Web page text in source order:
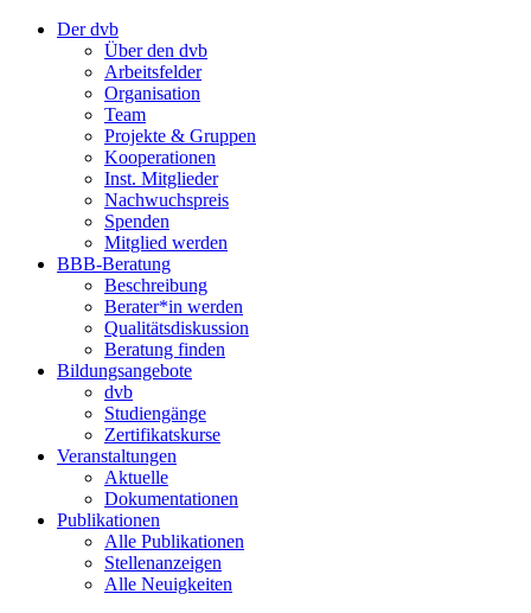
Der dvb
Über den dvb
Arbeitsfelder
Organisation
Team
Projekte & Gruppen
Kooperationen
Inst. Mitglieder
Nachwuchspreis
Spenden
Mitglied werden
BBB-Beratung
Beschreibung
Berater*in werden
Qualitätsdiskussion
Beratung finden
Bildungsangebote
dvb
Studiengänge
Zertifikatskurse
Veranstaltungen
Aktuelle
Dokumentationen
Publikationen
Alle Publikationen
Stellenanzeigen
Alle Neuigkeiten